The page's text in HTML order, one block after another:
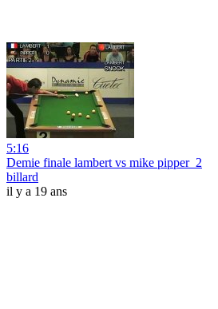
5:16
Demie finale lambert vs mike pipper_2
billard
il y a 19 ans